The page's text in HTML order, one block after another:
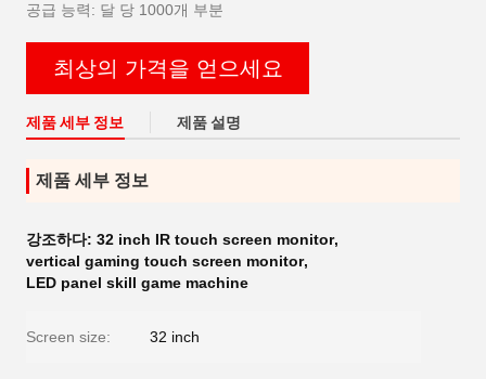
공급 능력: 달 당 1000개 부분
최상의 가격을 얻으세요
제품 세부 정보 제품 설명
제품 세부 정보
강조하다: 32 inch IR touch screen monitor,
vertical gaming touch screen monitor,
LED panel skill game machine
Screen size: 32 inch